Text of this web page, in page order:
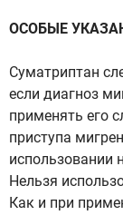
ОСОБЫЕ
Суматриптан
если диагноз
применять его
приступа
использовании
Нельзя
Как и при